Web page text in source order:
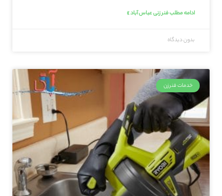
ادامه مطلب فنر زنی عباس آباد »
بدون دیدگاه
خدمات فنرزن